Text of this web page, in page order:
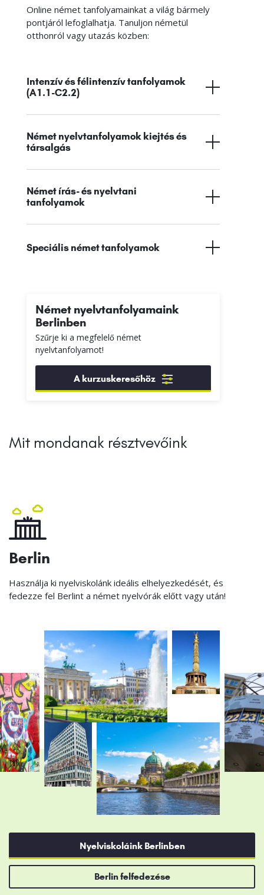
Online német tanfolyamainkat a világ bármely
pontjáról lefoglalhatja. Tanuljon németül
otthonról vagy utazás közben:
Intenzív és félintenzív tanfolyamok
(A1.1-C2.2)
Német nyelvtanfolyamok kiejtés és
társalgás
Német írás- és nyelvtani
tanfolyamok
Speciális német tanfolyamok
Német nyelvtanfolyamaink
Berlinben
Szűrje ki a megfelelő német
nyelvtanfolyamot!
A kurzuskeresőhöz
Mit mondanak résztvevőink
Berlin
Használja ki nyelviskolánk ideális elhelyezkedését, és
fedezze fel Berlint a német nyelvórák előtt vagy után!
Nyelviskoláink Berlinben
Berlin felfedezése